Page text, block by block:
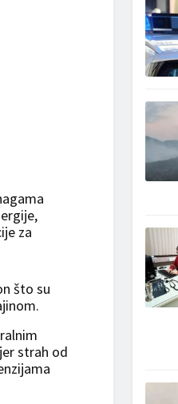
za
što su
strah od